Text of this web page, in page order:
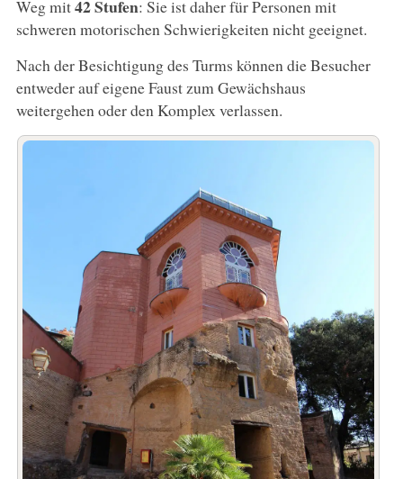
Weg mit42 Stufen: Sie ist daher für Personen mit
schweren motorischen Schwierigkeiten nicht geeignet.
Nach der Besichtigung des Turms können die Besucher
entweder auf eigene Faust zum Gewächshaus
weitergehen oder den Komplex verlassen.